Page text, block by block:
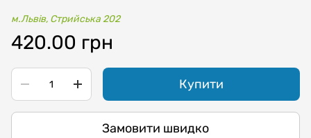
м.Львів, Стрийська 202
420.00 грн
Купити
Замовити швидко